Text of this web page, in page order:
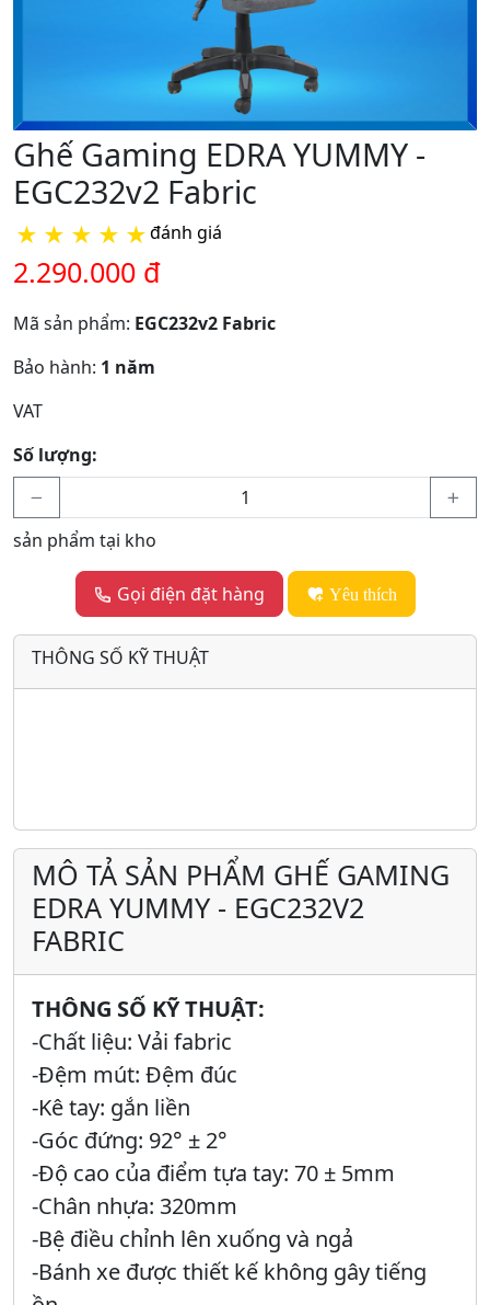
Ghế Gaming EDRA YUMMY -
EGC232v2 Fabric
★ ★ ★ ★ ★đánh giá
2.290.000 đ
Mã sản phẩm: EGC232v2 Fabric
Bảo hành: 1 năm
VAT
Số lượng:
sản phẩm tại kho
Gọi điện đặt hàng Yêu thích
THÔNG SỐ KỸ THUẬT
MÔ TẢ SẢN PHẨM GHẾ GAMING
EDRA YUMMY - EGC232V2
FABRIC
THÔNG SỐ KỸ THUẬT:
-Chất liệu: Vải fabric
-Đệm mút: Đệm đúc
-Kê tay: gắn liền
-Góc đứng: 92° ± 2°
-Độ cao của điểm tựa tay: 70 ± 5mm
-Chân nhựa: 320mm
-Bệ điều chỉnh lên xuống và ngả
-Bánh xe được thiết kế không gây tiếng